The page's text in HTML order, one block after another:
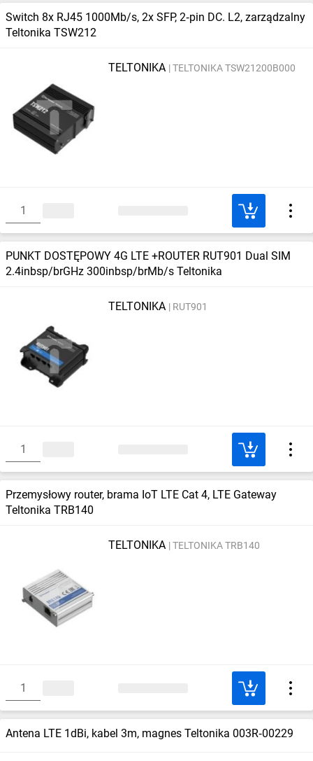
Switch 8x RJ45 1000Mb/s, 2x SFP, 2‑pin DC. L2, zarządzalny
Teltonika TSW212
TELTONIKA TELTONIKA TSW21200B000
PUNKT DOSTĘPOWY 4G LTE +ROUTER RUT901 Dual SIM
2.4inbsp/brGHz 300inbsp/brMb/s Teltonika
TELTONIKA RUT901
Przemysłowy router, brama IoT LTE Cat 4, LTE Gateway
Teltonika TRB140
TELTONIKA TELTONIKA TRB140
Antena LTE 1dBi, kabel 3m, magnes Teltonika 003R‑00229